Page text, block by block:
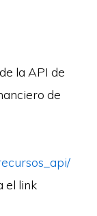
la API de
de
el link